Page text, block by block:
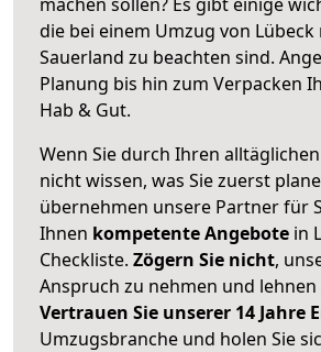
die bei einem Umzug von Lübeck
Sauerland zu beachten sind.
Planung bis hin zum Verpacken
Hab & Gut.
Wenn Sie durch Ihren
nicht wissen, was Sie zuerst
übernehmen unsere Partner für
Ihnen kompetente Angebote in
Checkliste. Zögern Sie nicht,
Anspruch zu nehmen und lehnen
Vertrauen Sie unserer 14 Jahre
Umzugsbranche und holen Sie